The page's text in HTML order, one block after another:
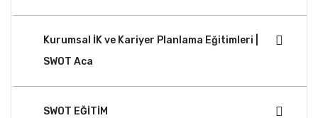
Kurumsal İK ve Kariyer Planlama Eğitimleri |
SWOT Aca
SWOT EĞİTİM